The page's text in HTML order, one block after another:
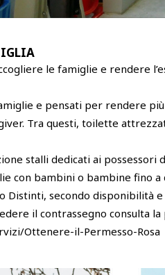
le famiglie e rendere
e pensati per rendere
Tra questi, toilette
stalli dedicati ai possessori
con bambini o bambine fino
Distinti, secondo disponibilità
il contrassegno consulta la
Ottenere-il-Permesso-Rosa